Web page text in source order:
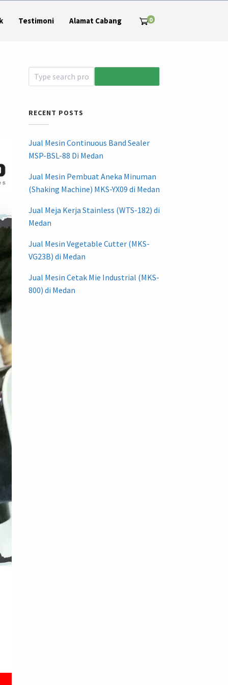
Testimoni Alamat Cabang 0
RECENT POSTS
Jual Mesin Continuous Band Sealer
MSP-BSL-88 Di Medan
Jual Mesin Pembuat Aneka Minuman
(Shaking Machine) MKS-YX09 di Medan
Jual Meja Kerja Stainless (WTS-182) di
Medan
Jual Mesin Vegetable Cutter (MKS-
VG23B) di Medan
Jual Mesin Cetak Mie Industrial (MKS-
800) di Medan